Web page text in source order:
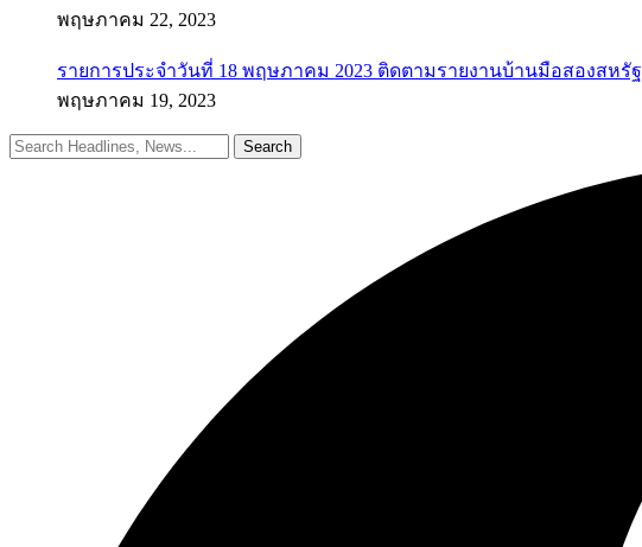
พฤษภาคม 22, 2023
รายการประจำวันที่ 18 พฤษภาคม 2023 ติดตามรายงานบ้านมือสองสหรัฐ
พฤษภาคม 19, 2023